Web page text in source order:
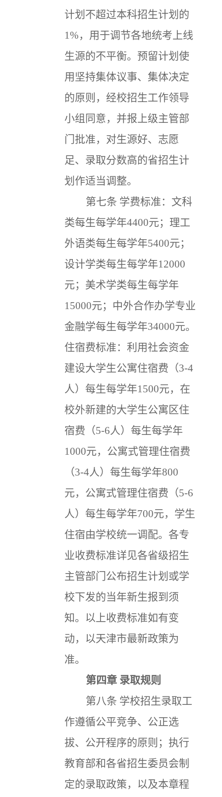
计划不超过本科招生计划的
1%，用于调节各地统考上线
生源的不平衡。预留计划使
用坚持集体议事、集体决定
的原则，经校招生工作领导
小组同意，并报上级主管部
门批准，对生源好、志愿
足、录取分数高的省招生计
划作适当调整。
第七条 学费标准：文科
类每生每学年4400元；理工
外语类每生每学年5400元；
设计学类每生每学年12000
元；美术学类每生每学年
15000元； 中外合作办学专业
金融学每生每学年34000元。
住宿费标准：利用社会资金
建设大学生公寓住宿费（3-4
人）每生每学年1500元，在
校外新建的大学生公寓区住
宿费（5-6人）每生每学年
1000元，公寓式管理住宿费
（3-4人）每生每学年800
元，公寓式管理住宿费（5-6
人）每生每学年700元，学生
住宿由学校统一调配。各专
业收费标准详见各省级招生
主管部门公布招生计划或学
校下发的当年新生报到须
知。以上收费标准如有变
动，以天津市最新政策为
准。
第四章 录取规则
第八条 学校招生录取工
作遵循公平竞争、公正选
拔、公开程序的原则；执行
教育部和各省招生委员会制
定的录取政策，以及本章程